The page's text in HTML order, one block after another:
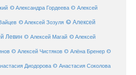
© Александра Гордеева © Алексей
© Алексей Зозуля © Алексей
Левин © Алексей Магай © Алексей
© Алексей Чистяков © Алёна Бренер ©
Диодорова © Анастасия Соколова